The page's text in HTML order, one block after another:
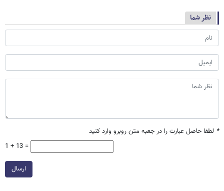
نظر شما
* لطفا حاصل عبارت را در جعبه متن روبرو وارد کنید
1 + 13 =
ارسال